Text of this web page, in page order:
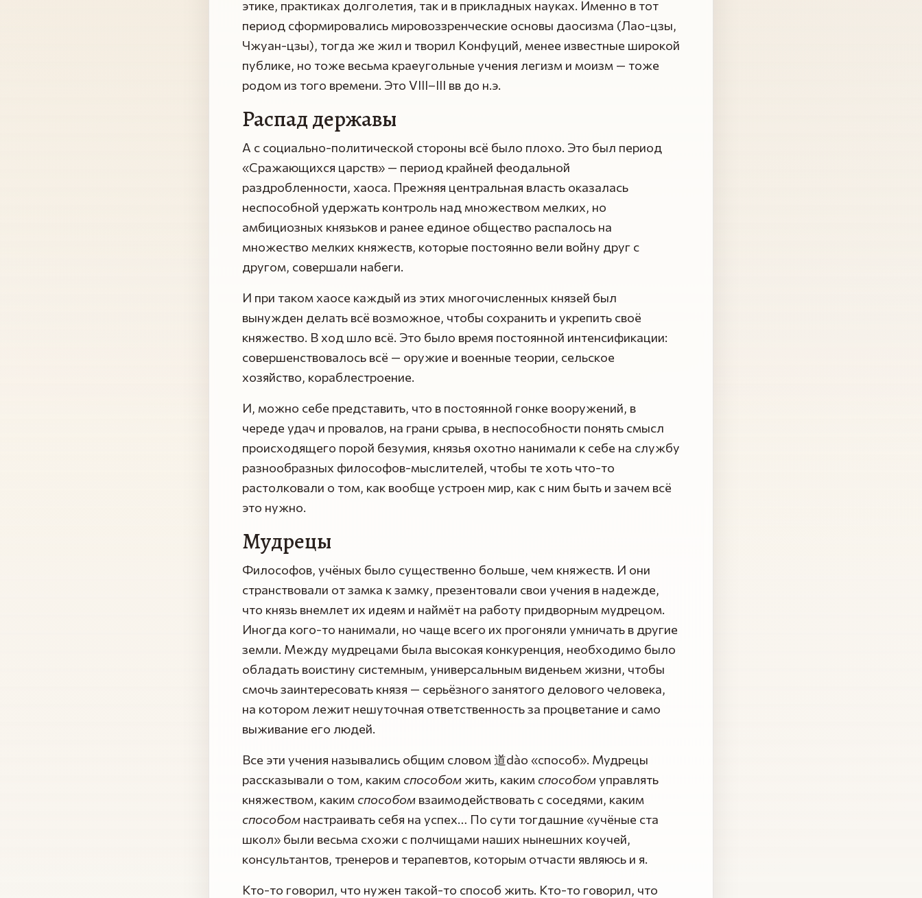
этике, практиках долголетия, так и в прикладных науках. Именно в тот
период сформировались мировоззренческие основы даосизма (Лао-цзы,
Чжуан-цзы), тогда же жил и творил Конфуций, менее известные широкой
публике, но тоже весьма краеугольные учения легизм и моизм — тоже
родом из того времени. Это VIII–III вв до н.э.
Распад державы
А с социально-политической стороны всё было плохо. Это был период
«Сражающихся царств» — период крайней феодальной
раздробленности, хаоса. Прежняя центральная власть оказалась
неспособной удержать контроль над множеством мелких, но
амбициозных князьков и ранее единое общество распалось на
множество мелких княжеств, которые постоянно вели войну друг с
другом, совершали набеги.
И при таком хаосе каждый из этих многочисленных князей был
вынужден делать всё возможное, чтобы сохранить и укрепить своё
княжество. В ход шло всё. Это было время постоянной интенсификации:
совершенствовалось всё — оружие и военные теории, сельское
хозяйство, кораблестроение.
И, можно себе представить, что в постоянной гонке вооружений, в
череде удач и провалов, на грани срыва, в неспособности понять смысл
происходящего порой безумия, князья охотно нанимали к себе на службу
разнообразных философов-мыслителей, чтобы те хоть что-то
растолковали о том, как вообще устроен мир, как с ним быть и зачем всё
это нужно.
Мудрецы
Философов, учёных было существенно больше, чем княжеств. И они
странствовали от замка к замку, презентовали свои учения в надежде,
что князь внемлет их идеям и наймёт на работу придворным мудрецом.
Иногда кого-то нанимали, но чаще всего их прогоняли умничать в другие
земли. Между мудрецами была высокая конкуренция, необходимо было
обладать воистину системным, универсальным виденьем жизни, чтобы
смочь заинтересовать князя — серьёзного занятого делового человека,
на котором лежит нешуточная ответственность за процветание и само
выживание его людей.
Все эти учения назывались общим словом 道dào «способ». Мудрецы
рассказывали о том, каким способом жить, каким способомуправлять
княжеством, каким способом взаимодействовать с соседями, каким
способом настраивать себя на успех… По сути тогдашние «учёные ста
школ» были весьма схожи с полчищами наших нынешних коучей,
консультантов, тренеров и терапевтов, которым отчасти являюсь и я.
Кто-то говорил, что нужен такой-то способ жить. Кто-то говорил, что